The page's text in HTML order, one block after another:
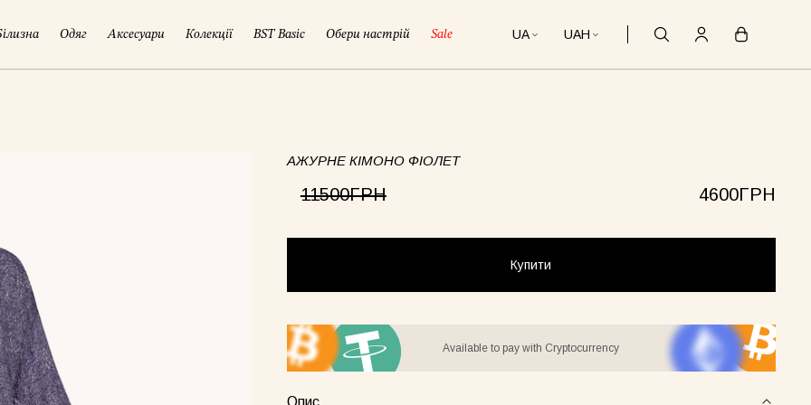
Одяг Аксесуари Колекції BST Basic Обери настрій Sale UA UAH
АЖУРНЕ КІМОНО ФІОЛЕТ
11500ГРН 4600ГРН
Купити
Available to pay with Cryptocurrency
Опис